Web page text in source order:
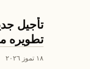
الذكاء الإصطناعي
تطويره
١٨ تموز ٢٠٢٦